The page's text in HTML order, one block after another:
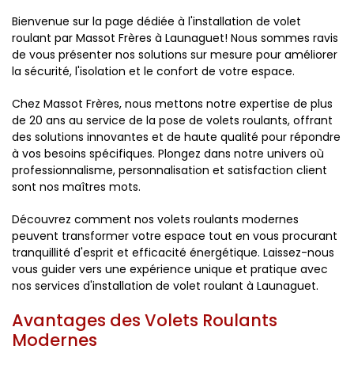
Bienvenue sur la page dédiée à l'installation de volet
roulant par Massot Frères à Launaguet! Nous sommes ravis
de vous présenter nos solutions sur mesure pour améliorer
la sécurité, l'isolation et le confort de votre espace.
Chez Massot Frères, nous mettons notre expertise de plus
de 20 ans au service de la pose de volets roulants, offrant
des solutions innovantes et de haute qualité pour répondre
à vos besoins spécifiques. Plongez dans notre univers où
professionnalisme, personnalisation et satisfaction client
sont nos maîtres mots.
Découvrez comment nos volets roulants modernes
peuvent transformer votre espace tout en vous procurant
tranquillité d'esprit et efficacité énergétique. Laissez-nous
vous guider vers une expérience unique et pratique avec
nos services d'installation de volet roulant à Launaguet.
Avantages des Volets Roulants
Modernes